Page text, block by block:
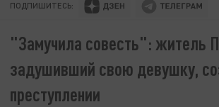
ПОДПИШИТЕСЬ:
"Замучила совесть": житель
задушивший свою девушку,
преступлении